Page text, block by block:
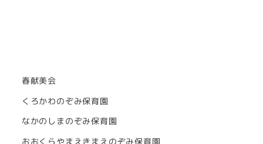
春献美会
くろかわのぞみ保育園
なかのしまのぞみ保育園
おおくらやまえきまえのぞみ保育園